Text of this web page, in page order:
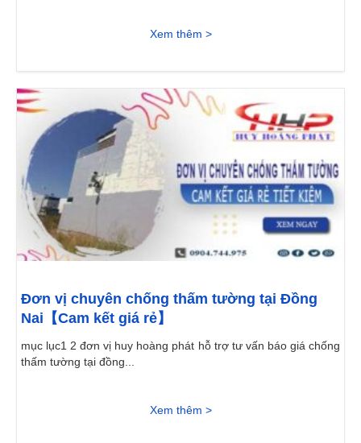
Xem thêm >
Đơn vị chuyên chống thấm tường tại Đồng
Nai【Cam kết giá rẻ】
mục lục1 2 đơn vị huy hoàng phát hỗ trợ tư vấn báo giá chống
thấm tường tại đồng...
Xem thêm >